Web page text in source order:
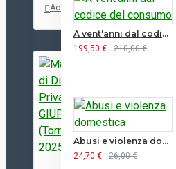
A vent'anni dal codice del consumo
199,50 € 210,00 €
Abusi e violenza domestica
24,70 € 26,00 €
Acquista
alla lista
dei
desideri